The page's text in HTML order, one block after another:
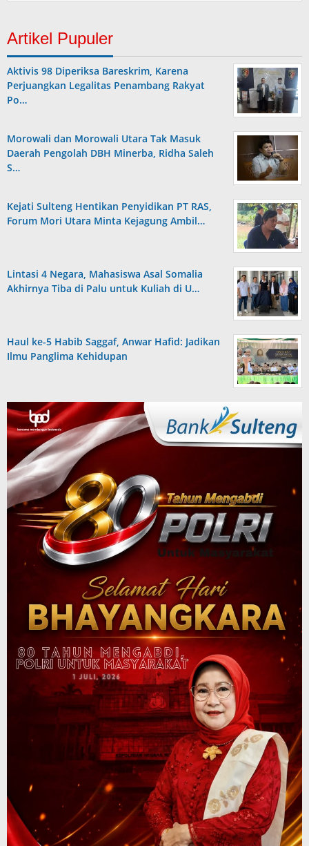
Artikel Pupuler
Aktivis 98 Diperiksa Bareskrim, Karena
Perjuangkan Legalitas Penambang Rakyat
Po…
Morowali dan Morowali Utara Tak Masuk
Daerah Pengolah DBH Minerba, Ridha Saleh
S…
Kejati Sulteng Hentikan Penyidikan PT RAS,
Forum Mori Utara Minta Kejagung Ambil…
Lintasi 4 Negara, Mahasiswa Asal Somalia
Akhirnya Tiba di Palu untuk Kuliah di U…
Haul ke-5 Habib Saggaf, Anwar Hafid: Jadikan
Ilmu Panglima Kehidupan